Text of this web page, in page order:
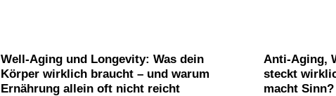
Well-Aging und Longevity: Was dein
Körper wirklich braucht – und warum
Ernährung allein oft nicht reicht
Anti-Aging,
steckt
macht Sinn?